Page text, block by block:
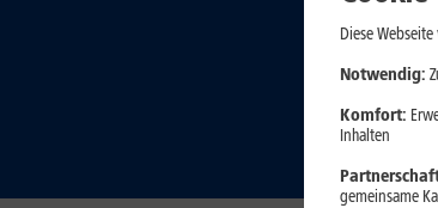
Diese
Notwendig:
Komfort:
Inhalten
gemeinsame